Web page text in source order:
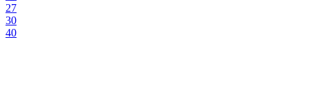
27
30
40